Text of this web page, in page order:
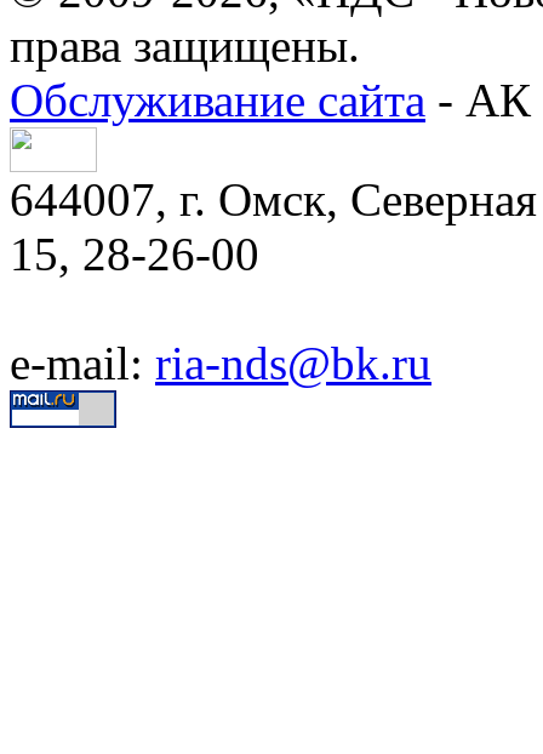
права защищены.
Обслуживание сайта - АК
644007, г. Омск,
15, 28-26-00
e-mail: ria-nds@bk.ru